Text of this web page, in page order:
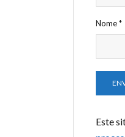
Nome*
Este